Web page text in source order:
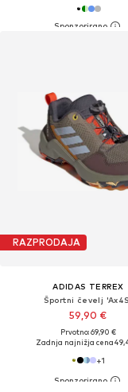
RAZPRODAJA
ADIDAS TERREX
Športni čevelj
59,90 €
Prvotno: 69,90 €
Zadnja najnižja cena
+1